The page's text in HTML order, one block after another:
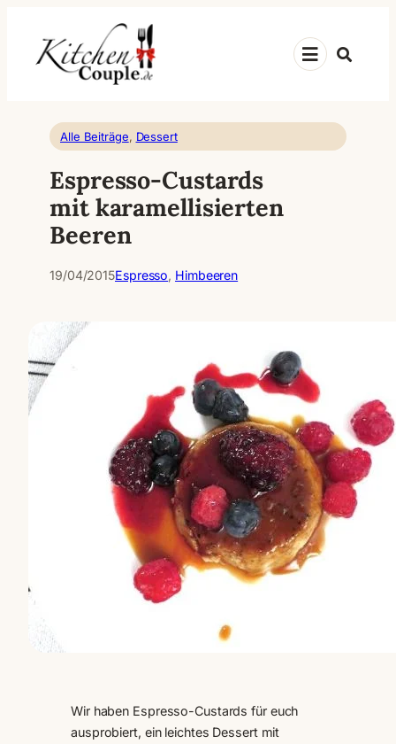
springen
Suche
Alle Beiträge, Dessert
Espresso-Custards
mit karamellisierten
Beeren
19/04/2015Espresso, Himbeeren
Wir haben Espresso-Custards für euch
ausprobiert, ein leichtes Dessert mit